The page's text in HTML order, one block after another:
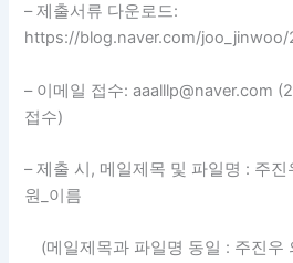
– 제출서류 다운로드:
https://blog.naver.com/
– 이메일 접수: aaalllp@naver.com
접수)
– 제출 시, 메일제목 및 파일명 : 주
원_이름
(메일제목과 파일명 동일 : 주진우